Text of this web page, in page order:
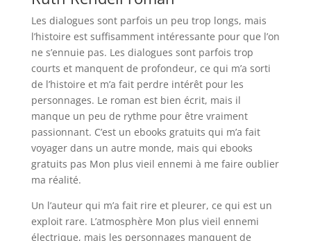
Les dialogues sont parfois un peu trop longs, mais
l’histoire est suffisamment intéressante pour que l’on
ne s’ennuie pas. Les dialogues sont parfois trop
courts et manquent de profondeur, ce qui m’a sorti
de l’histoire et m’a fait perdre intérêt pour les
personnages. Le roman est bien écrit, mais il
manque un peu de rythme pour être vraiment
passionnant. C’est un ebooks gratuits qui m’a fait
voyager dans un autre monde, mais qui ebooks
gratuits pas Mon plus vieil ennemi à me faire oublier
ma réalité.
Un l’auteur qui m’a fait rire et pleurer, ce qui est un
exploit rare. L’atmosphère Mon plus vieil ennemi
électrique, mais les personnages manquent de